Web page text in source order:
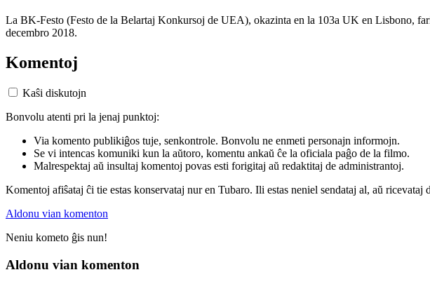
La BK-Festo (Festo de la Belartaj Konkursoj de UEA), okazinta en la 103a UK en Lisbono,
decembro 2018.
Komentoj
Kaŝi diskutojn
Bonvolu atenti pri la jenaj punktoj:
Via komento publikiĝos tuje, senkontrole. Bonvolu ne enmeti personajn informojn.
Se vi intencas komuniki kun la aŭtoro, komentu ankaŭ ĉe la oficiala paĝo de la filmo.
Malrespektaj aŭ insultaj komentoj povas esti forigitaj aŭ redaktitaj de administrantoj.
Komentoj afiŝataj ĉi tie estas konservataj nur en Tubaro. Ili estas neniel sendataj al, aŭ
Aldonu vian komenton
Neniu kometo ĝis nun!
Aldonu vian komenton